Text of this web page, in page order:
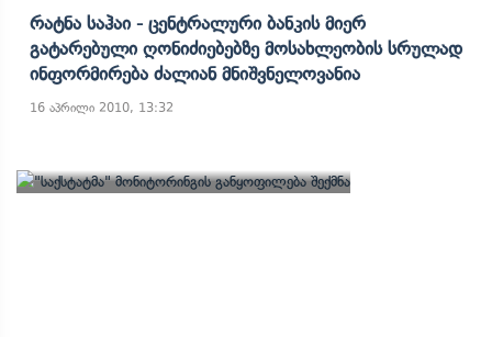
Რატნა Საჰაი - Ცენტრალური Ბანკის Მიერ
Გატარებული Ღონიძიებებზე Მოსახლეობის Სრულად
Ინფორმირება Ძალიან Მნიშვნელოვანია
16 აპრილი 2010, 13:32